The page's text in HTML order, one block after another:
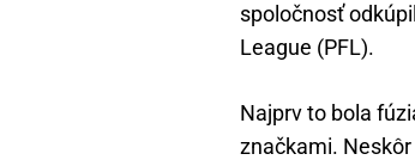
spoločnosť
League (PFL).
Najprv to bola
značkami.